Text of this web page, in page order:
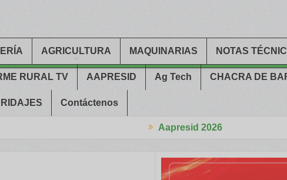
AGRICULTURA MAQUINARIAS NOTAS
RURAL TV AAPRESID Ag Tech CHACRA DE
Contáctenos